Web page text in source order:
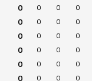
0 0 0 0
0 0 0 0
0 0 0 0
0 0 0 0
0 0 0 0
0 0 0 0